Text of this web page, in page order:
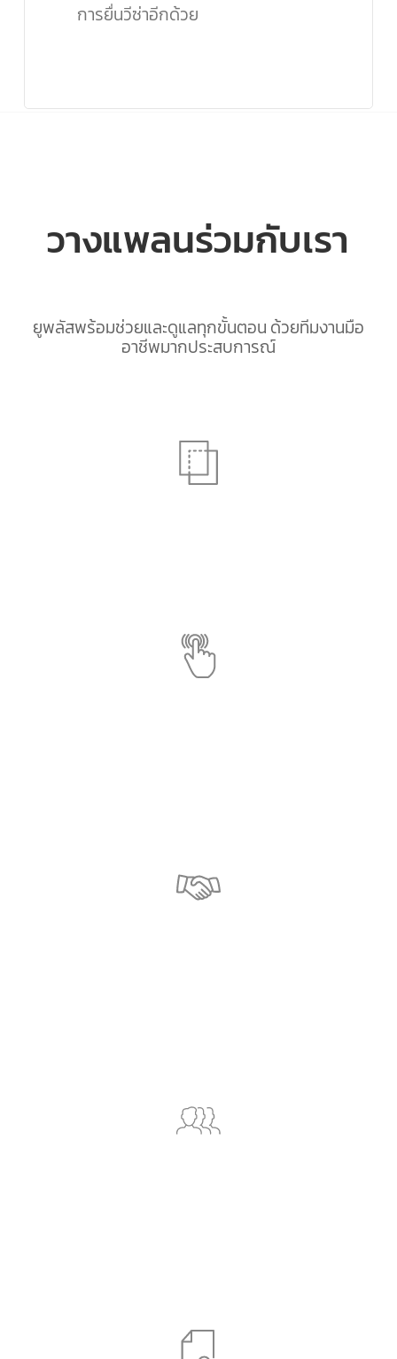
การยื่นวีซ่าอีกด้วย
วางแพลนร่วมกับเรา
ยูพลัสพร้อมช่วยและดูแลทุกขั้นตอน ด้วยทีมงานมือ
อาชีพมากประสบการณ์